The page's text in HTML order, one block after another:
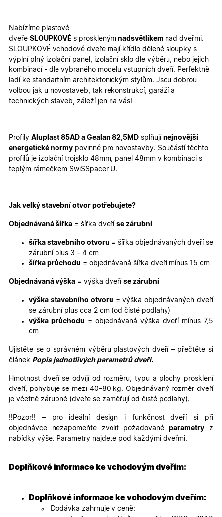
Nabízíme plastové
dveře SLOUPKOVÉ s proskleným nadsvětlíkem nad dveřmi.
SLOUPKOVÉ vchodové dveře mají křídlo dělené sloupky s
výplní plný izolační panel, izolační sklo dle výběru, nebo jejich
kombinací - dle vybraného modelu vstupních dveří. Perfektně
ladí ke standartním architektonickým stylům. Jsou dobrou
volbou jak u novostaveb, tak rekonstrukcí, garáží a
technických staveb, záleží jen na vás!
Profily Aluplast 85AD a Gealan 82,5MD splňují nejnovější
energetické normy povinné pro novostavby. Součástí těchto
profilů je izolační trojsklo 48mm, panel 48mm v kombinaci s
teplým rámečkem SwiSSpacer U.
Jak velký stavební otvor potřebujete?
Objednávaná šířka = šířka dveří se zárubní
šířka stavebního otvoru = šířka objednávaných dveří se
zárubní plus 3 – 4 cm
šířka průchodu = objednávaná šířka dveří mínus 15 cm
Objednávaná výška = výška dveří se zárubní
výška stavebního otvoru = výška objednávaných dveří
se zárubní plus cca 2 cm (od čisté podlahy)
výška průchodu = objednávaná výška dveří mínus 7,5
cm
Ujistěte se o správném výběru plastových dveří – přečtěte si
článek Popis jednotlivých parametrů dveří.
Hmotnost dveří se odvíjí od rozměru, typu a plochy prosklení
dveří, pohybuje se mezi 40–80 kg. Objednávaný rozměr dveří
je včetně zárubně (dveře se zaměřují od čisté podlahy).
!!Pozor!! – pro ideální design i funkčnost dveří si při
objednávce nezapomeňte zvolit požadovanéparametry z
nabídky výše. Parametry najdete pod každými dveřmi.
Doplňkové informace ke vchodovým dveřím:
Doplňkové informace ke vchodovým dveřím:
Dodávka zahrnuje v ceně:
cookies
Nezbytně nutné cookies
Analytické cookies
funkce webových stránek, jako je přihlášení
uživatele a správa účtu. Webové stránky nelze bez
nezbytně nutných souborů cookie správně používat.
Název
Poskytovatel
stránce,
sledovala
zlepšila
Variant
týden
cookie
k
verze
a
__cf_bm
Cloudflare Inc.
sekund
rozlišení
lidmi a
roboty.
bylo
podávat
platné
CookieScriptConsent
CookieScript
5
Cookie-